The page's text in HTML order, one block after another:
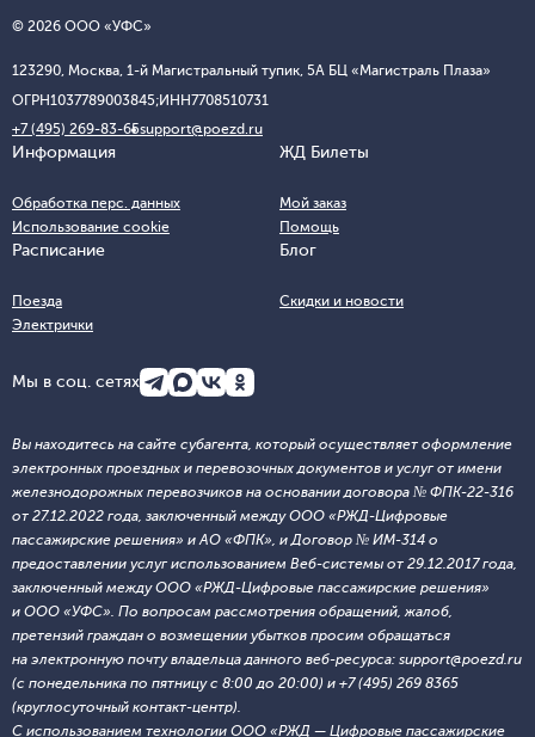
© 2026 ООО «УФС»
123290, Москва, 1-й Магистральный тупик, 5А БЦ «Магистраль Плаза»
ОГРН1037789003845;ИНН7708510731
+7 (495) 269-83-65support@poezd.ru
Информация
Обработка перс. данных
Использование cookie
ЖД Билеты
Мой заказ
Помощь
Расписание
Поезда
Электрички
Блог
Скидки и новости
Мы в соц. сетях
Вы находитесь на сайте субагента, который осуществляет оформление
электронных проездных и перевозочных документов и услуг от имени
железнодорожных перевозчиков на основании договора № ФПК-22-316
от 27.12.2022 года, заключенный между ООО «РЖД-Цифровые
пассажирские решения» и АО «ФПК», и Договор № ИМ-314 о
предоставлении услуг использованием Веб-системы от 29.12.2017 года,
заключенный между ООО «РЖД-Цифровые пассажирские решения»
и ООО «УФС». По вопросам рассмотрения обращений, жалоб,
претензий граждан о возмещении убытков просим обращаться
на электронную почту владельца данного веб-ресурса: support@poezd.ru
(с понедельника по пятницу с 8:00 до 20:00) и +7 (495) 269 8365
(круглосуточный контакт-центр).
С использованием технологии ООО «РЖД — Цифровые пассажирские